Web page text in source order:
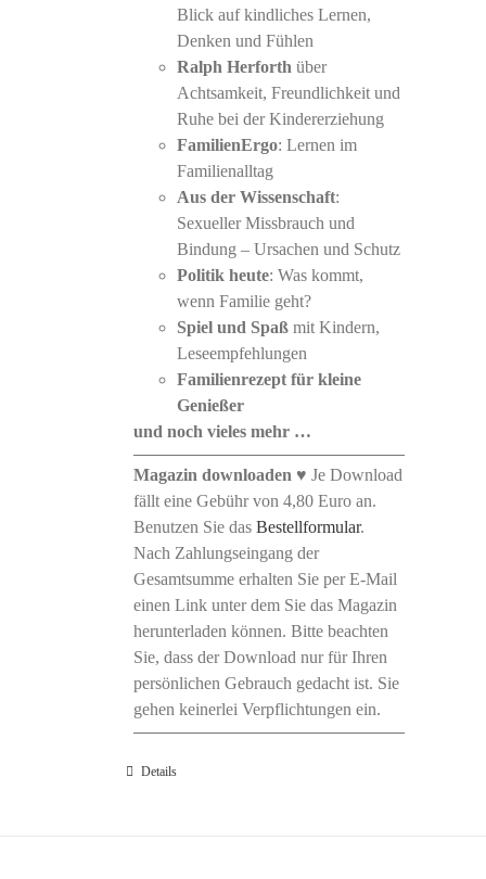
Blick auf kindliches Lernen,
Denken und Fühlen
Ralph Herforth über
Achtsamkeit, Freundlichkeit und
Ruhe bei der Kindererziehung
FamilienErgo: Lernen im
Familienalltag
Aus der Wissenschaft:
Sexueller Missbrauch und
Bindung – Ursachen und Schutz
Politik heute: Was kommt,
wenn Familie geht?
Spiel und Spaß mit Kindern,
Leseempfehlungen
Familienrezeptfür kleine
Genießer
und noch vieles mehr …
Magazin downloaden ♥ Je Download
fällt eine Gebühr von 4,80 Euro an.
Benutzen Sie dasBestellformular.
Nach Zahlungseingang der
Gesamtsumme erhalten Sie per E-Mail
einen Link unter dem Sie das Magazin
herunterladen können. Bitte beachten
Sie, dass der Download nur für Ihren
persönlichen Gebrauch gedacht ist. Sie
gehen keinerlei Verpflichtungen ein.
Details